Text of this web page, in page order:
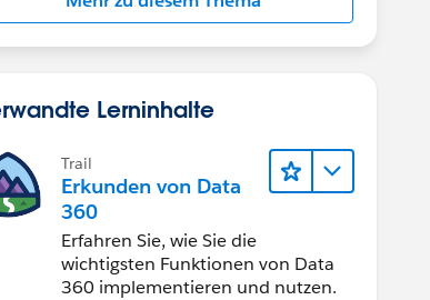
Lerninhalte
Trail
Erkunden von Data
360
Erfahren Sie, wie Sie die
wichtigsten Funktionen von Data
360 implementieren und nutzen.